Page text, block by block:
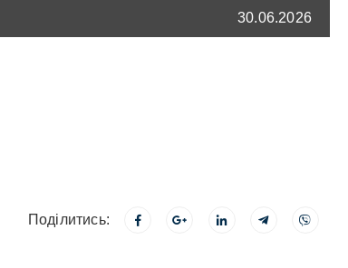
30.06.2026
Поділитись: